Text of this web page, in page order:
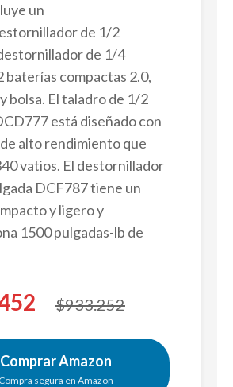
un
de 1/2
de 1/4
baterías compactas 2.0,
bolsa. El taladro de 1/2
está diseñado con
alto rendimiento que
vatios. El destornillador
DCF787 tiene un
y ligero y
1500 pulgadas-lb de
$933.252
Comprar Amazon
Compra segura en Amazon